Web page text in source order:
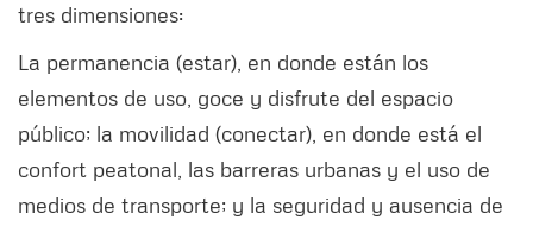
tres dimensiones:
La permanencia (estar), en donde están los
elementos de uso, goce y disfrute del espacio
público; la movilidad (conectar), en donde está el
confort peatonal, las barreras urbanas y el uso de
medios de transporte; y la seguridad y ausencia de